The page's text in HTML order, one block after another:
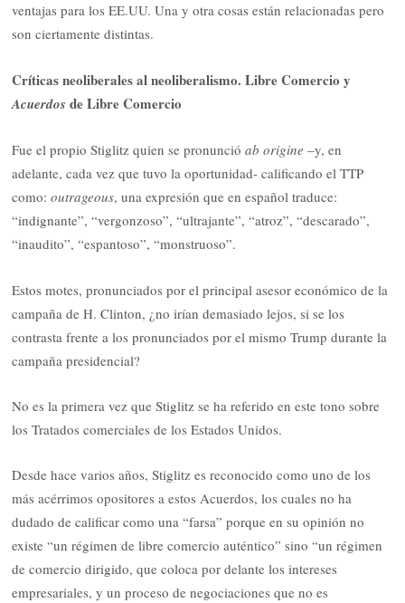
ventajas para los EE.UU. Una y otra cosas están relacionadas pero
son ciertamente distintas.
Críticas neoliberales al neoliberalismo. Libre Comercio y
Acuerdos de Libre Comercio
Fue el propio Stiglitz quien se pronuncióab origine–y, en
adelante, cada vez que tuvo la oportunidad- calificando el TTP
como:outrageous, una expresión que en español traduce:
“indignante”, “vergonzoso”, “ultrajante”, “atroz”, “descarado”,
“inaudito”, “espantoso”, “monstruoso”.
Estos motes, pronunciados por el principal asesor económico de la
campaña de H. Clinton, ¿no irían demasiado lejos, si se los
contrasta frente a los pronunciados por el mismo Trump durante la
campaña presidencial?
No es la primera vez que Stiglitz se ha referido en este tono sobre
los Tratados comerciales de los Estados Unidos.
Desde hace varios años, Stiglitz es reconocido como uno de los
más acérrimos opositores a estos Acuerdos, los cuales no ha
dudado de calificar como una “farsa” porque en su opinión no
existe “un régimen de libre comercio auténtico” sino “un régimen
de comercio dirigido, que coloca por delante los intereses
empresariales, y un proceso de negociaciones que no es